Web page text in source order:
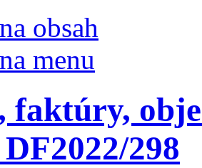
obsah
menu
faktúry,
298